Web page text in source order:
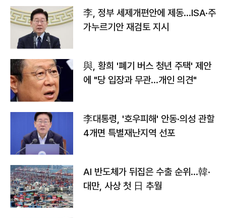
李, 정부 세제개편안에 제동…ISA·주
가누르기안 재검토 지시
與, 황희 '폐기 버스 청년 주택' 제안
에 "당 입장과 무관…개인 의견"
李대통령, '호우피해' 안동·의성 관할
4개면 특별재난지역 선포
AI 반도체가 뒤집은 수출 순위…韓·
대만, 사상 첫 日 추월